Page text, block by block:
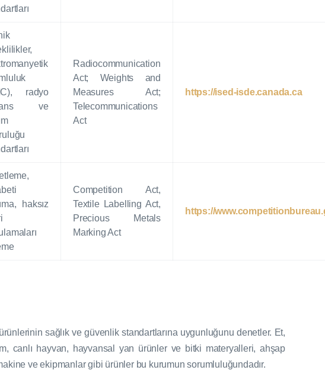
radyo
ve
Radiocommunication
Act; Weights and
Measures Act;
Telecommunications
Act
https://ised-isde.canada.ca
haksız
Competition Act,
Textile Labelling Act,
Precious Metals
Marking Act
https://
sağlık ve güvenlik standartlarına uygunluğunu denetler. Et,
canlı hayvan, hayvansal yan ürünler ve bitki materyalleri, ahşap
ve ekipmanlar gibi ürünler bu kurumun sorumluluğundadır.